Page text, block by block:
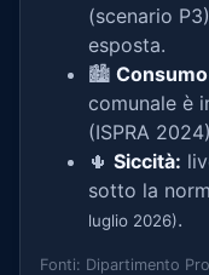
(scenario
esposta.
🏙️
comunale è
(ISPRA
🌵 Siccità:
sotto la
luglio 2026).
Fonti: Dipartimento